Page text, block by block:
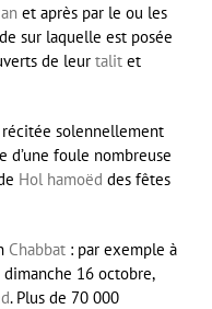
et après par le ou les
sur laquelle est posée
de leur talit et
solennellement
d’une foule nombreuse
Hol hamoëd des fêtes
Chabbat : par exemple à
dimanche 16 octobre,
. Plus de 70 000